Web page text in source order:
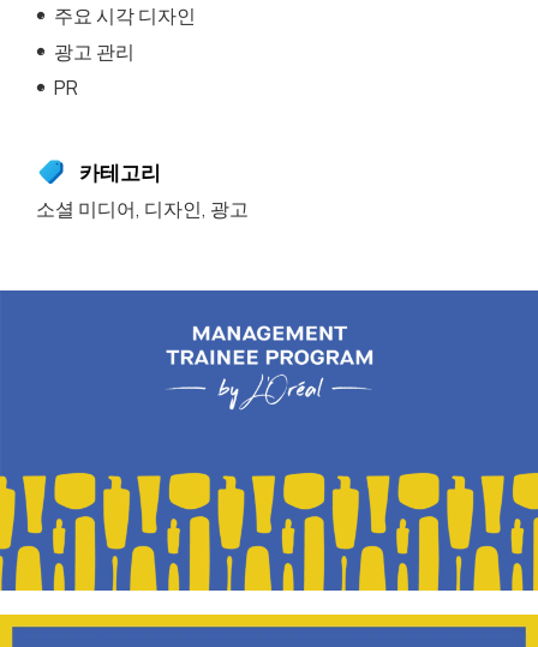
주요 시각 디자인
광고 관리
PR
카테고리
소셜 미디어, 디자인, 광고